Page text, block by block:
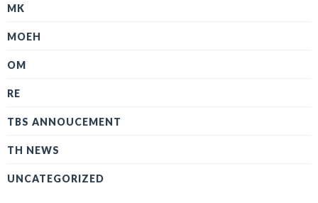
MK
MOEH
OM
RE
TBS ANNOUCEMENT
TH NEWS
UNCATEGORIZED